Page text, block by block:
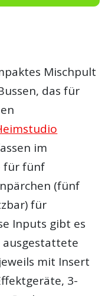
Mischpult
das für
im
für fünf
(fünf
für
Inputs gibt es
ausgestattete
mit Insert
3-